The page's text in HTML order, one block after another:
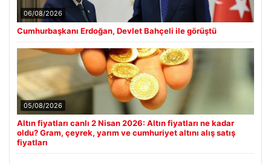
06/08/2026
Cumhurbaşkanı Erdoğan, Devlet Bahçeli ile görüştü
05/08/2026
Altın fiyatları canlı 2 Nisan 2026: Altın fiyatları ne kadar
oldu? Gram, çeyrek, yarım ve cumhuriyet altını alış satış
fiyatları